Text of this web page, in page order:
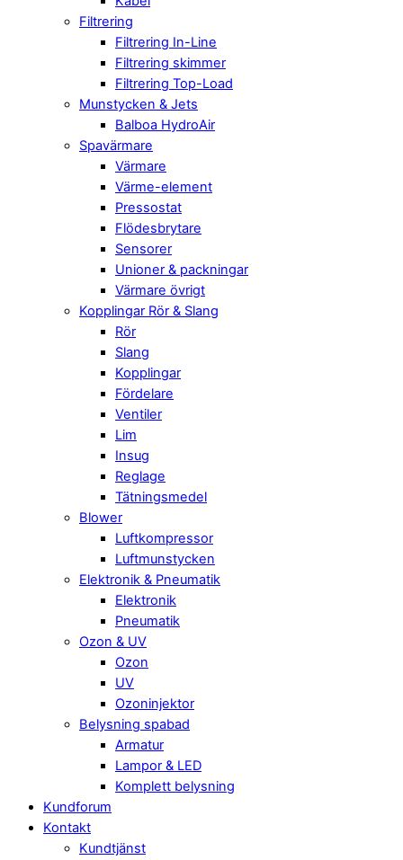
Filtrering
Filtrering In-Line
Filtrering skimmer
Filtrering Top-Load
Munstycken & Jets
Balboa HydroAir
Spavärmare
Värmare
Värme-element
Pressostat
Flödesbrytare
Sensorer
Unioner & packningar
Värmare övrigt
Kopplingar Rör & Slang
Rör
Slang
Kopplingar
Fördelare
Ventiler
Lim
Insug
Reglage
Tätningsmedel
Blower
Luftkompressor
Luftmunstycken
Elektronik & Pneumatik
Elektronik
Pneumatik
Ozon & UV
Ozon
UV
Ozoninjektor
Belysning spabad
Armatur
Lampor & LED
Komplett belysning
Kundforum
Kontakt
Kundtjänst